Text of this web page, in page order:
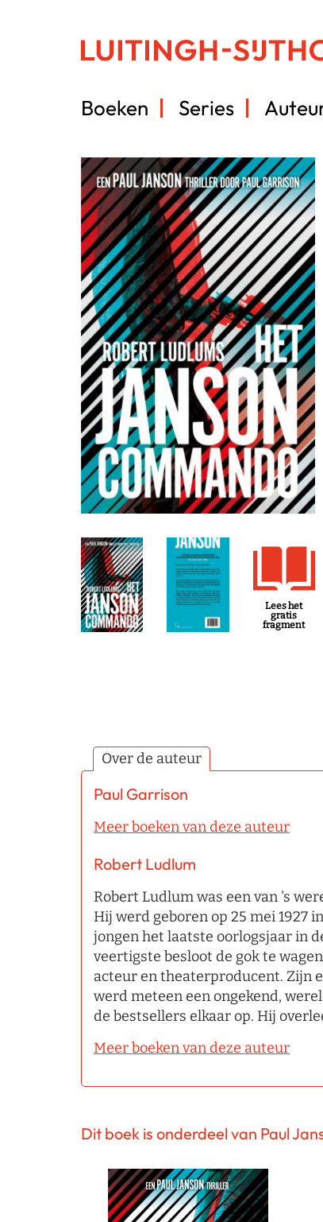
Boeken Series
Lees het
gratis
fragment
Over de auteur
Paul Garrison
Meer boeken van deze auteur
Robert Ludlum
Robert Ludlum was een van 's
Hij werd geboren op 25 mei 1927
jongen het laatste oorlogsjaar in
veertigste besloot de gok te
acteur en theaterproducent. Zijn
werd meteen een ongekend,
de bestsellers elkaar op. Hij
Meer boeken van deze auteur
Dit boek is onderdeel van Paul